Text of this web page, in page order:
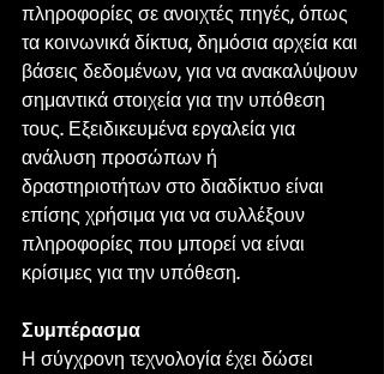
πληροφορίες σε ανοιχτές πηγές, όπως
τα κοινωνικά δίκτυα, δημόσια αρχεία και
βάσεις δεδομένων, για να ανακαλύψουν
σημαντικά στοιχεία για την υπόθεση
τους. Εξειδικευμένα εργαλεία για
ανάλυση προσώπων ή
δραστηριοτήτων στο διαδίκτυο είναι
επίσης χρήσιμα για να συλλέξουν
πληροφορίες που μπορεί να είναι
κρίσιμες για την υπόθεση.
Συμπέρασμα
Η σύγχρονη τεχνολογία έχει δώσει